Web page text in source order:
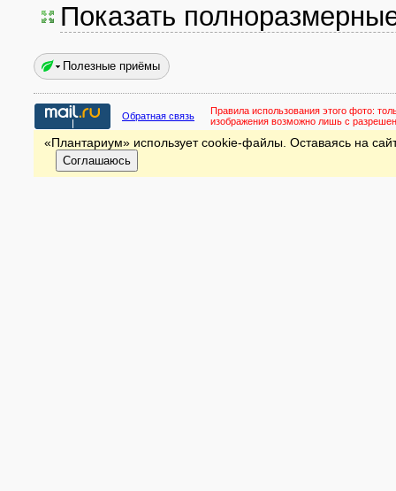
Показать
Полезные приёмы
Обратная связь Правила использования этого фото:
изображения возможно лишь с
«Плантариум» использует cookie-файлы. Оставаясь на
Соглашаюсь